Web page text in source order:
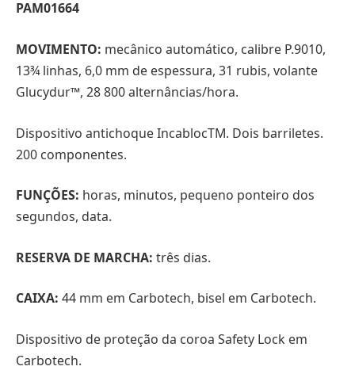
PAM01664
MOVIMENTO: mecânico automático, calibre P.9010,
13¾ linhas, 6,0 mm de espessura, 31 rubis, volante
Glucydur™, 28 800 alternâncias/hora.
Dispositivo antichoque IncablocTM. Dois barriletes.
200 componentes.
FUNÇÕES: horas, minutos, pequeno ponteiro dos
segundos, data.
RESERVA DE MARCHA: três dias.
CAIXA: 44 mm em Carbotech, bisel em Carbotech.
Dispositivo de proteção da coroa Safety Lock em
Carbotech.